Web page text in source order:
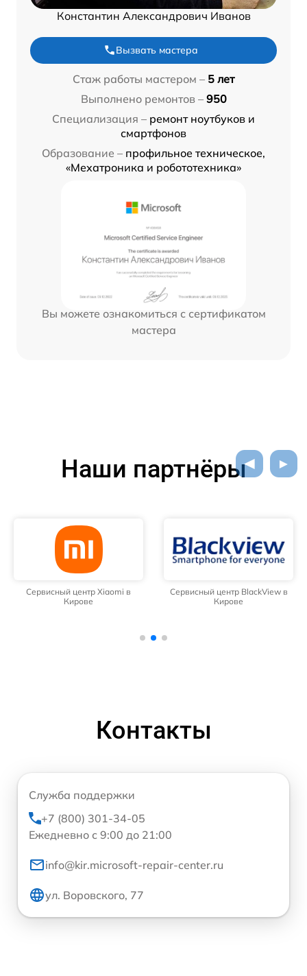
Константин Александрович Иванов
Вызвать мастера
Стаж работы мастером – 5 лет
Выполнено ремонтов – 950
Специализация – ремонт ноутбуков и
смартфонов
Образование – профильное техническое,
«Мехатроника и робототехника»
Вы можете ознакомиться с сертификатом
мастера
Наши партнёры
Сервисный центр Xiaomi в
Кирове
Сервисный центр BlackView в
Кирове
Контакты
Служба поддержки
+7 (800) 301-34-05
Ежедневно с 9:00 до 21:00
info@kir.microsoft-repair-center.ru
ул. Воровского, 77